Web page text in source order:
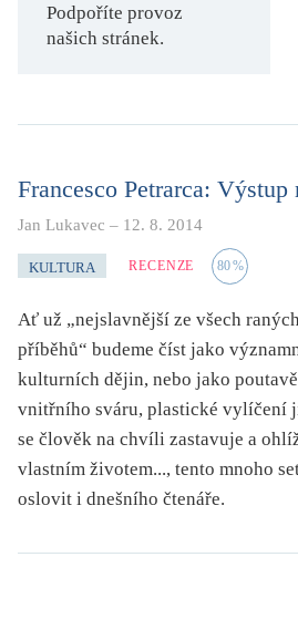
Podpoříte provoz
našich stránek.
Francesco Petrarca:
Jan Lukavec – 12. 8. 2014
KULTURA RECENZE 80%
Ať už „nejslavnější ze všech
příběhů“ budeme číst jako
kulturních dějin, nebo jako
vnitřního sváru, plastické vylíčení
se člověk na chvíli zastavuje a
vlastním životem..., tento mnoho
oslovit i dnešního čtenáře.